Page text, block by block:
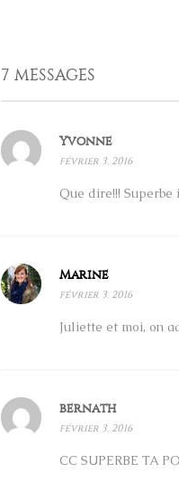
7 MESSAGES
Yvonne
février 3, 2016
Que dire!!!
Marine
février 3, 2016
Juliette et moi, on
bernath
février 3, 2016
CC SUPERBE TA